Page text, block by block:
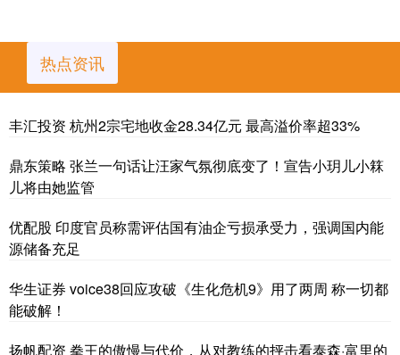
热点资讯
丰汇投资 杭州2宗宅地收金28.34亿元 最高溢价率超33%
鼎东策略 张兰一句话让汪家气氛彻底变了！宣告小玥儿小箖
儿将由她监管
优配股 印度官员称需评估国有油企亏损承受力，强调国内能
源储备充足
华生证券 voice38回应攻破《生化危机9》用了两周 称一切都
能破解！
扬帆配资 拳王的傲慢与代价，从对教练的抨击看泰森·富里的